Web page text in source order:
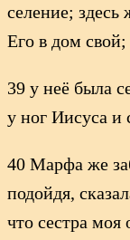
селение;
Его в дом свой;
39 у неё была
у ног Иисуса и
40 Марфа же
подойдя,
что сестра моя